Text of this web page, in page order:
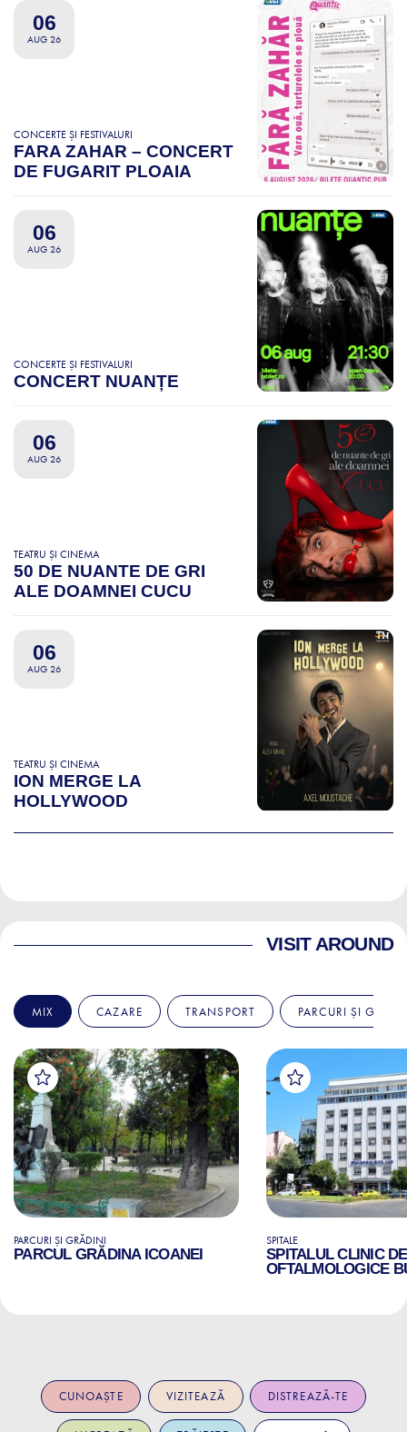
06
AUG 26
CONCERTE ȘI FESTIVALURI
FARA ZAHAR – CONCERT
DE FUGARIT PLOAIA
06
AUG 26
CONCERTE ȘI FESTIVALURI
CONCERT NUANȚE
06
AUG 26
TEATRU ȘI CINEMA
50 DE NUANTE DE GRI
ALE DOAMNEI CUCU
06
AUG 26
TEATRU ȘI CINEMA
ION MERGE LA
HOLLYWOOD
VISIT AROUND
MIX CAZARE TRANSPORT PARCURI ȘI
PARCURI ȘI GRĂDINI
PARCUL GRĂDINA ICOANEI
SPITALE
SPITALUL CLINIC
OFTALMOLOGICE
CUNOAȘTE VIZITEAZĂ DISTREAZĂ-TE